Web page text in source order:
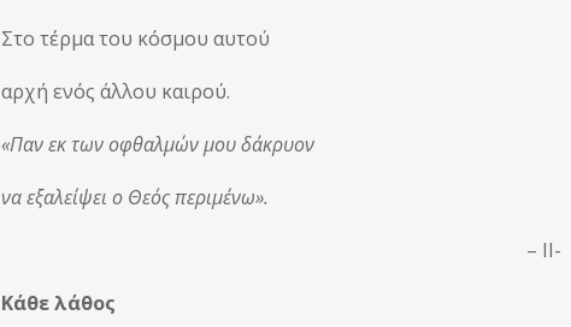
Στο τέρμα του κόσμου αυτού
αρχή ενός άλλου καιρού.
«Παν εκ των οφθαλμών μου δάκρυον
να εξαλείψει ο Θεός περιμένω».
– ΙΙ-
Κάθε λάθος